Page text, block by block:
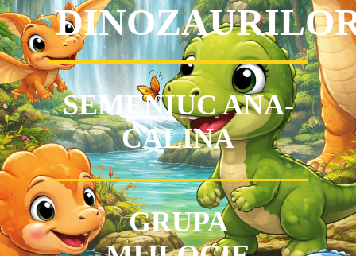
SEMENIUC ANA-
CALINA
GRUPA